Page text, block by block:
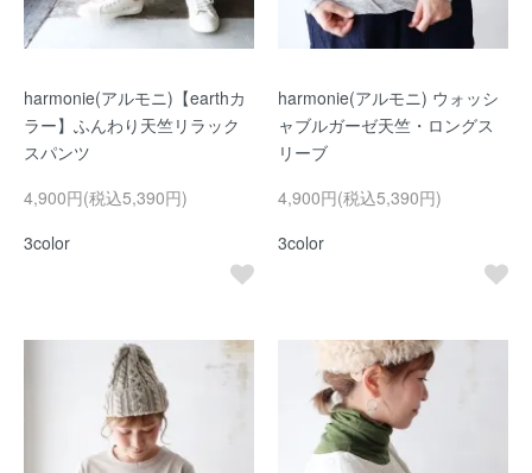
harmonie(アルモニ)【earthカ
ラー】ふんわり天竺リラック
スパンツ
4,900円(税込5,390円)
3color
harmonie(アルモニ) ウォッシ
ャブルガーゼ天竺・ロングス
リーブ
4,900円(税込5,390円)
3color